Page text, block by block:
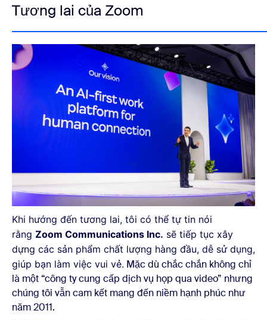
Tương lai của Zoom
Khi hướng đến tương lai, tôi có thể tự tin nói
rằng Zoom Communications Inc. sẽ tiếp tục xây
dựng các sản phẩm chất lượng hàng đầu, dễ sử dụng,
giúp bạn làm việc vui vẻ. Mặc dù chắc chắn không chỉ
là một “công ty cung cấp dịch vụ họp qua video” nhưng
chúng tôi vẫn cam kết mang đến niềm hạnh phúc như
năm 2011.